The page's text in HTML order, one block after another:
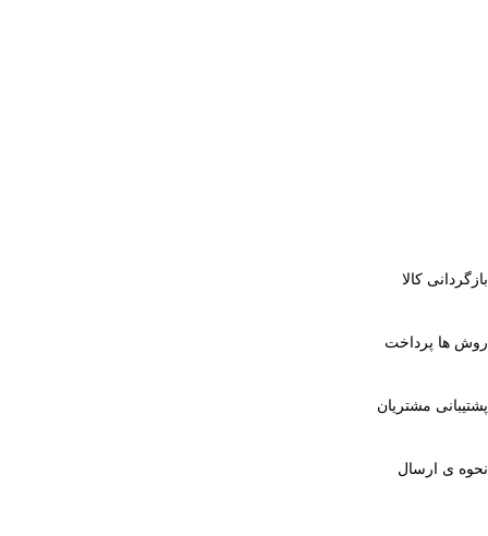
بازگردانی کالا
روش ها پرداخت
پشتیبانی مشتریان
نحوه ی ارسال